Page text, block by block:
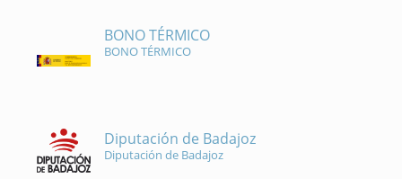
BONO TÉRMICO
BONO TÉRMICO
Diputación de Badajoz
Diputación de Badajoz